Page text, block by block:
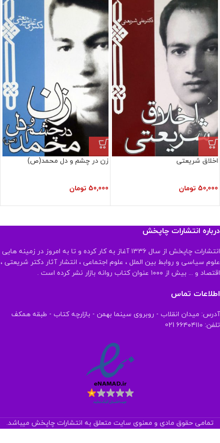
اخلاق شریعتی
50,000 تومان
زن در چشم و دل محمد(ص)
50,000 تومان
درباره انتشارات چاپخش
انتشارات چاپخش از سال ۱۳۳۶ آغاز به کار کرده و تا به امروز در زمینه هایی
علوم سیاسی و روابط بین الملل ، علوم اجتماعی ، انتشار آثار دکتر شریعتی ،
اقتصاد و ... بیش از ۱۰۰۰ عنوان کتاب روانه بازار نشر کرده است .
اطلاعات تماس
آدرس: میدان انقلاب - روبروی سینما بهمن - بازارچه کتاب - طبقه همکف
تلفن: ۶۶۴۰۴۱۱۰ 021
تمامی حقوق مادی و معنوی سایت متعلق به انتشارات چاپخش میباشد.